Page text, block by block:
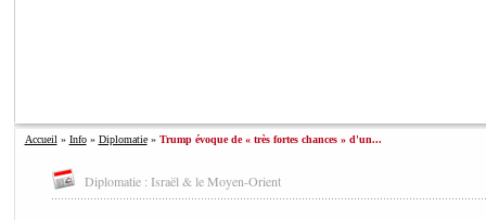
Accueil » Info» Diplomatie» Trump évoque de « très fortes chances » d'un...
Diplomatie : Israël & le Moyen-Orient